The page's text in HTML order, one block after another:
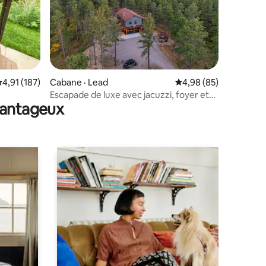
moyenne de 4,91 sur 5, 187 commentaires
4,91 (187)
Cabane · Lead Note moyenne de
4,98 (85)
Escapade de luxe avec jacuzzi, foyer et
sauna